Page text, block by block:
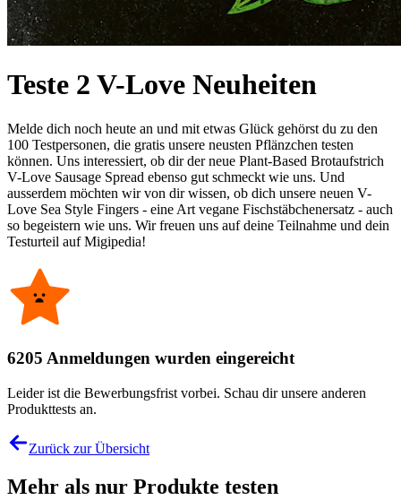
Teste 2 V-Love Neuheiten
Melde dich noch heute an und mit etwas Glück gehörst du zu den
100 Testpersonen, die gratis unsere neusten Pflänzchen testen
können. Uns interessiert, ob dir der neue Plant-Based Brotaufstrich
V-Love Sausage Spread ebenso gut schmeckt wie uns. Und
ausserdem möchten wir von dir wissen, ob dich unsere neuen V-
Love Sea Style Fingers - eine Art vegane Fischstäbchenersatz - auch
so begeistern wie uns. Wir freuen uns auf deine Teilnahme und dein
Testurteil auf Migipedia!
6205 Anmeldungen wurden eingereicht
Leider ist die Bewerbungsfrist vorbei. Schau dir unsere anderen
Produkttests an.
Zurück zur Übersicht
Mehr als nur Produkte testen